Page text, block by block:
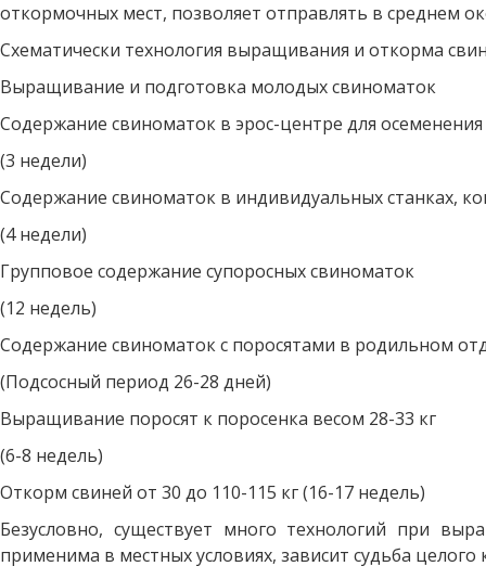
откормочных мест, позволяет отправлять в среднем
Схематически технология выращивания и откорма
Выращивание и подготовка молодых свиноматок
Содержание свиноматок в эрос-центре для осеменения
(3 недели)
Содержание свиноматок в индивидуальных станках,
(4 недели)
Групповое содержание супоросных свиноматок
(12 недель)
Содержание свиноматок с поросятами в родильном
(Подсосный период 26-28 дней)
Выращивание поросят к поросенка весом 28-33 кг
(6-8 недель)
Откорм свиней от 30 до 110-115 кг (16-17 недель)
Безусловно, существует много технологий при
применима в местных условиях, зависит судьба